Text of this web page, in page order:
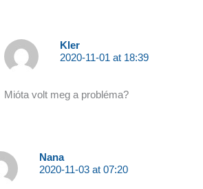
Kler
2020-11-01 at 18:39
Mióta volt meg a probléma?
Nana
2020-11-03 at 07:20